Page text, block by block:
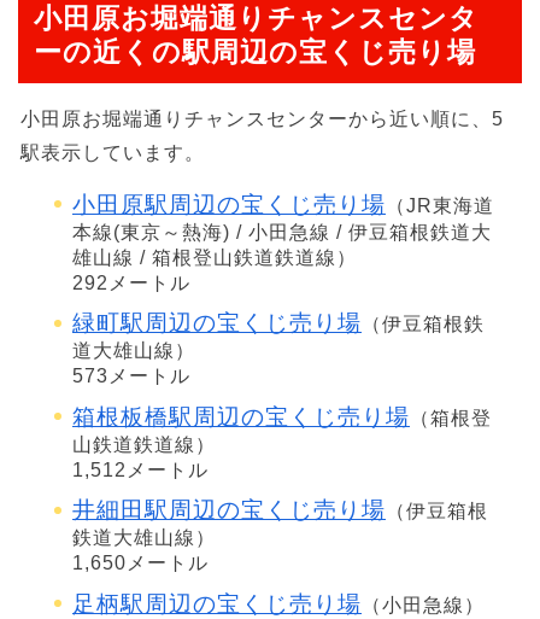
小田原お堀端通りチャンスセンタ
ーの近くの駅周辺の宝くじ売り場
小田原お堀端通りチャンスセンターから近い順に、5
駅表示しています。
小田原駅周辺の宝くじ売り場 （JR東海道
本線(東京～熱海) / 小田急線 / 伊豆箱根鉄道大
雄山線 / 箱根登山鉄道鉄道線）
292メートル
緑町駅周辺の宝くじ売り場 （伊豆箱根鉄
道大雄山線）
573メートル
箱根板橋駅周辺の宝くじ売り場 （箱根登
山鉄道鉄道線）
1,512メートル
井細田駅周辺の宝くじ売り場 （伊豆箱根
鉄道大雄山線）
1,650メートル
足柄駅周辺の宝くじ売り場 （小田急線）